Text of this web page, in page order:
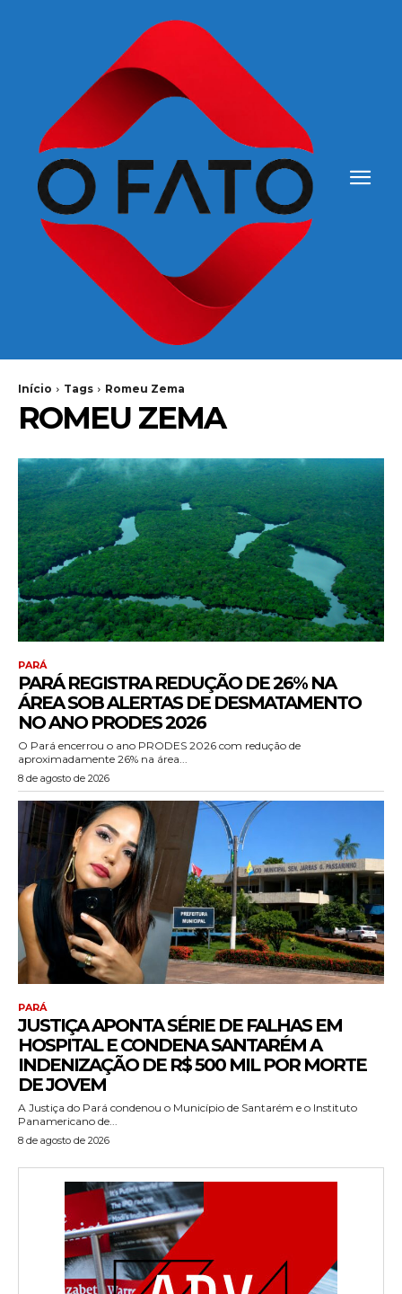
Início Tags Romeu Zema
ROMEU ZEMA
PARÁ
PARÁ REGISTRA REDUÇÃO DE 26% NA
ÁREA SOB ALERTAS DE DESMATAMENTO
NO ANO PRODES 2026
O Pará encerrou o ano PRODES 2026 com redução de
aproximadamente 26% na área...
8 de agosto de 2026
PARÁ
JUSTIÇA APONTA SÉRIE DE FALHAS EM
HOSPITAL E CONDENA SANTARÉM A
INDENIZAÇÃO DE R$ 500 MIL POR MORTE
DE JOVEM
A Justiça do Pará condenou o Município de Santarém e o Instituto
Panamericano de...
8 de agosto de 2026